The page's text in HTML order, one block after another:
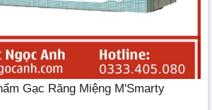
Gạc Răng Miệng M'Smarty